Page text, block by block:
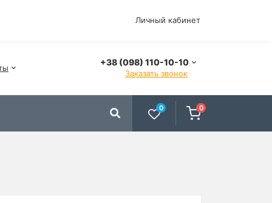
Личный кабинет
+38 (098) 110-10-10
Заказать звонок
0 0